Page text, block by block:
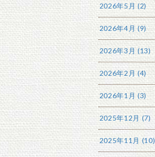
2026年5月 (2)
2026年4月 (9)
2026年3月 (13)
2026年2月 (4)
2026年1月 (3)
2025年12月 (7)
2025年11月 (10)